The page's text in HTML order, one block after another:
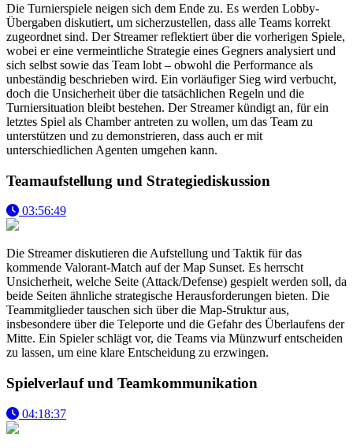
Die Turnierspiele neigen sich dem Ende zu. Es werden Lobby-
Übergaben diskutiert, um sicherzustellen, dass alle Teams korrekt
zugeordnet sind. Der Streamer reflektiert über die vorherigen Spiele,
wobei er eine vermeintliche Strategie eines Gegners analysiert und
sich selbst sowie das Team lobt – obwohl die Performance als
unbeständig beschrieben wird. Ein vorläufiger Sieg wird verbucht,
doch die Unsicherheit über die tatsächlichen Regeln und die
Turniersituation bleibt bestehen. Der Streamer kündigt an, für ein
letztes Spiel als Chamber antreten zu wollen, um das Team zu
unterstützen und zu demonstrieren, dass auch er mit
unterschiedlichen Agenten umgehen kann.
Teamaufstellung und Strategiediskussion
03:56:49
Die Streamer diskutieren die Aufstellung und Taktik für das
kommende Valorant-Match auf der Map Sunset. Es herrscht
Unsicherheit, welche Seite (Attack/Defense) gespielt werden soll, da
beide Seiten ähnliche strategische Herausforderungen bieten. Die
Teammitglieder tauschen sich über die Map-Struktur aus,
insbesondere über die Teleporte und die Gefahr des Überlaufens der
Mitte. Ein Spieler schlägt vor, die Teams via Münzwurf entscheiden
zu lassen, um eine klare Entscheidung zu erzwingen.
Spielverlauf und Teamkommunikation
04:18:37